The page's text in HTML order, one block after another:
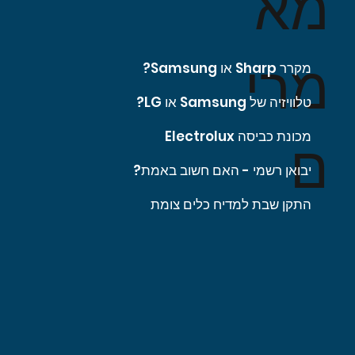
מרי
ם
מקרר Sharp או Samsung?
טלוויזיה של Samsung או LG?
מכונת כביסה Electrolux
יבואן רשמי - האם חשוב באמת?
התקן שבת למדיח כלים צומת